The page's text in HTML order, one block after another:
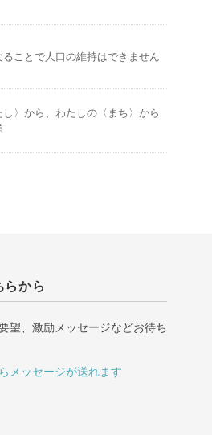
ることで人口の維持はできません
し〉から、わたしの〈まち〉から
らから
望、激励メッセージなどお待ち
メッセージが送れます